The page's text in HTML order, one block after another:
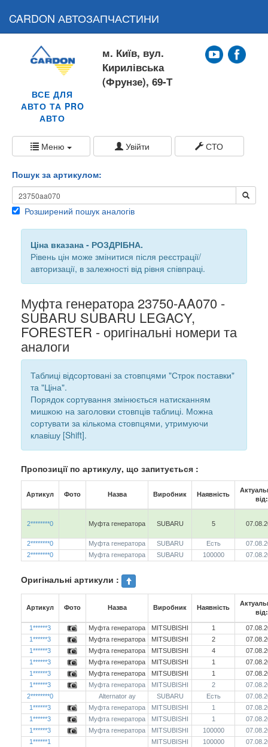
CARDON АВТОЗАПЧАСТИНИ
ВСЕ ДЛЯ
АВТО ТА PRO
АВТО
м. Київ, вул.
Кирилівська
(Фрунзе), 69-Т
Меню Увійти СТО
Пошук за артикулом:
Розширений пошук аналогів
Ціна вказана - РОЗДРІБНА.
Рівень цін може змінитися після реєстрації/
авторизації, в залежності від рівня співпраці.
Муфта генератора 23750-AA070 -
SUBARU SUBARU LEGACY,
FORESTER - оригінальні номери та
аналоги
Таблиці відсортовані за стовпцями "Строк поставки"
та "Ціна".
Порядок сортування змінюється натисканням
мишкою на заголовки стовпців таблиці. Можна
сортувати за кількома стовпцями, утримуючи
клавішу [Shift].
Пропозиції по артикулу, що запитується :
Артикул Фото Назва Виробник Наявність
від:
2********0 Муфта генератора SUBARU 5
2********0 Муфта генератора SUBARU Есть
2********0
Муфта генератора SUBARU 100000
Оригінальні артикули :
Артикул Фото Назва Виробник Наявність
від:
1******3 Муфта генератора MITSUBISHI 1
1******3
Муфта генератора MITSUBISHI 2
1******3
Муфта генератора MITSUBISHI 4
1******3
Муфта генератора MITSUBISHI 1
1******3
Муфта генератора MITSUBISHI 1
1******3
Муфта генератора MITSUBISHI 2
2********0
Alternator ay SUBARU Есть
1******3
Муфта генератора MITSUBISHI 1
1******3
Муфта генератора MITSUBISHI 1
1******3
Муфта генератора MITSUBISHI 100000
1******1
MITSUBISHI 100000